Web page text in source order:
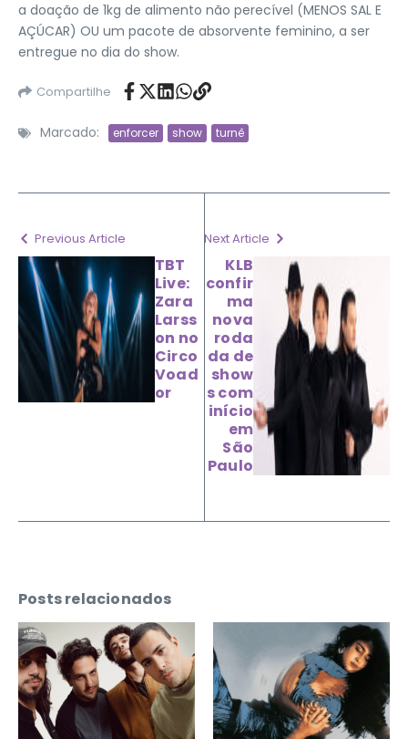
a doação de 1kg de alimento não perecível (MENOS SAL E
AÇÚCAR) OU um pacote de absorvente feminino, a ser
entregue no dia do show.
Compartilhe
Marcado: enforcer show turnê
Previous Article
TBT
Live:
Zara
Larss
on no
Circo
Voad
or
Next Article
KLB
confir
ma
nova
roda
da de
show
s com
início
em
São
Paulo
Posts relacionados